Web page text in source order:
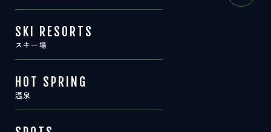
SKI RESORTS
スキー場
HOT SPRING
温泉